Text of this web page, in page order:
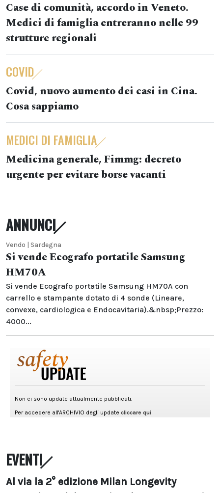
Case di comunità, accordo in Veneto.
Medici di famiglia entreranno nelle 99
strutture regionali
COVID
Covid, nuovo aumento dei casi in Cina.
Cosa sappiamo
MEDICI DI FAMIGLIA
Medicina generale, Fimmg: decreto
urgente per evitare borse vacanti
ANNUNCI
Vendo | Sardegna
Si vende Ecografo portatile Samsung
HM70A
Si vende Ecografo portatile Samsung HM70A con
carrello e stampante dotato di 4 sonde (Lineare,
convexe, cardiologica e Endocavitaria).&nbsp;Prezzo:
4000...
EVENTI
Al via la 2° edizione Milan Longevity